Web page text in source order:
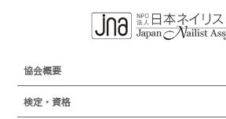
協会概要
組織概要
検定・資格